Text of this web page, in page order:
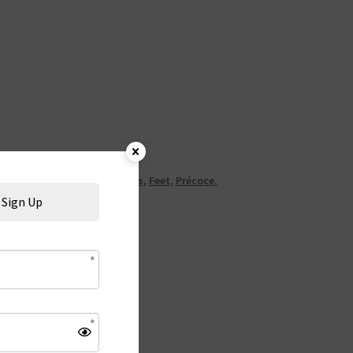
- Compte à rebours, Feet, Précoce,
Sign Up